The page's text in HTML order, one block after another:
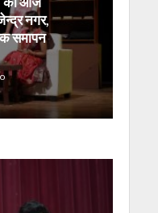
erनगर,
समापन